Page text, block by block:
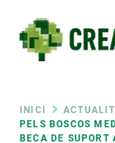
contingut
Fil
INICI
PELS BOSCOS
BECA DE
RRSS